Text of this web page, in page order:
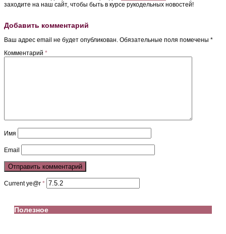
заходите на наш сайт, чтобы быть в курсе рукодельных новостей!
Добавить комментарий
Ваш адрес email не будет опубликован. Обязательные поля помечены *
Комментарий *
Имя
Email
Current ye@r *
Полезное